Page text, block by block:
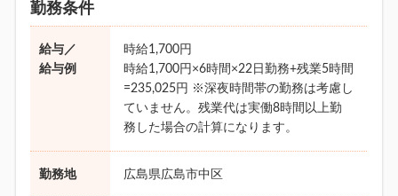
勤務条件
給与／
給与例
時給1,700円
時給1,700円×6時間×22日勤務+残業5時間
=235,025円 ※深夜時間帯の勤務は考慮し
ていません。残業代は実働8時間以上勤
務した場合の計算になります。
勤務地 広島県広島市中区